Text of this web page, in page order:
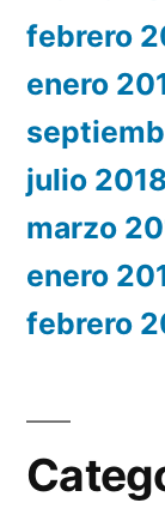
febrero
enero
julio
marzo
enero
febrero